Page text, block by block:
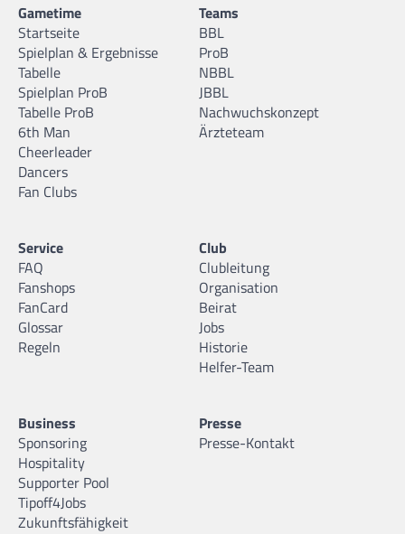
Gametime
Startseite
Spielplan & Ergebnisse
Tabelle
Spielplan ProB
Tabelle ProB
6th Man
Cheerleader
Dancers
Fan Clubs
Teams
BBL
ProB
NBBL
JBBL
Nachwuchskonzept
Ärzteteam
Service
FAQ
Fanshops
FanCard
Glossar
Regeln
Club
Clubleitung
Organisation
Beirat
Jobs
Historie
Helfer-Team
Business
Sponsoring
Hospitality
Supporter Pool
Tipoff4Jobs
Zukunftsfähigkeit
Presse
Presse-Kontakt